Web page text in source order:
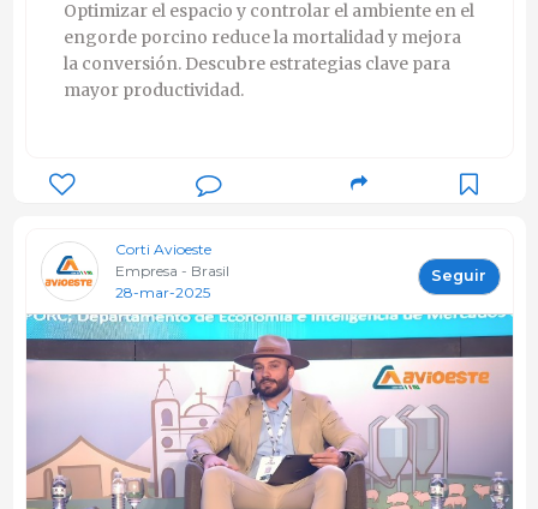
Optimizar el espacio y controlar el ambiente en el
engorde porcino reduce la mortalidad y mejora
la conversión. Descubre estrategias clave para
mayor productividad.
Corti Avioeste
Empresa - Brasil
28-mar-2025
Seguir